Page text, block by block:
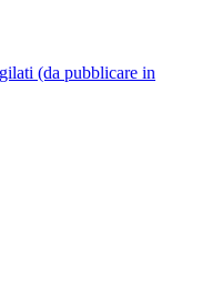
(da pubblicare in